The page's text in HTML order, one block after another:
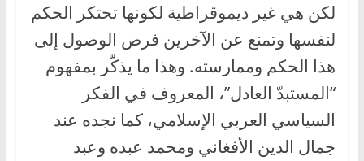
لكن هي غير ديموقراطية لكونها تحتكر الحكم
لنفسها وتمنع عن الآخرين فرص الوصول إلى
هذا الحكم وممارسته. وهذا ما يذكّر بمفهوم
“المستبدّ العادل”، المعروف في الفكر
السياسي العربي الإسلامي، كما نجده عند
جمال الدين الأفغاني ومحمد عبده وعبد